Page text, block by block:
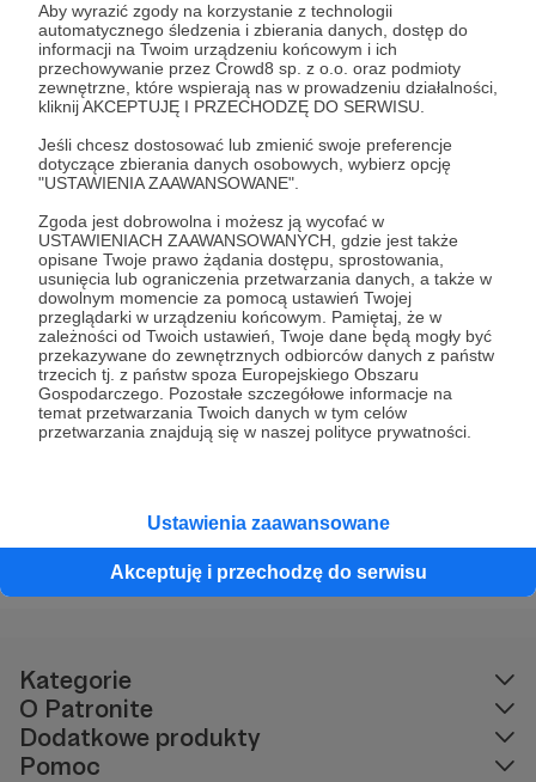
Aby wyrazić zgody na korzystanie z technologii
automatycznego śledzenia i zbierania danych, dostęp do
informacji na Twoim urządzeniu końcowym i ich
przechowywanie przez Crowd8 sp. z o.o. oraz podmioty
zewnętrzne, które wspierają nas w prowadzeniu działalności,
kliknij AKCEPTUJĘ I PRZECHODZĘ DO SERWISU.
Jeśli chcesz dostosować lub zmienić swoje preferencje
dotyczące zbierania danych osobowych, wybierz opcję
"USTAWIENIA ZAAWANSOWANE".
Zgoda jest dobrowolna i możesz ją wycofać w
USTAWIENIACH ZAAWANSOWANYCH, gdzie jest także
opisane Twoje prawo żądania dostępu, sprostowania,
usunięcia lub ograniczenia przetwarzania danych, a także w
dowolnym momencie za pomocą ustawień Twojej
przeglądarki w urządzeniu końcowym. Pamiętaj, że w
zależności od Twoich ustawień, Twoje dane będą mogły być
przekazywane do zewnętrznych odbiorców danych z państw
trzecich tj. z państw spoza Europejskiego Obszaru
Gospodarczego. Pozostałe szczegółowe informacje na
temat przetwarzania Twoich danych w tym celów
przetwarzania znajdują się w naszej polityce prywatności.
Ustawienia zaawansowane
Akceptuję i przechodzę do serwisu
Lista postów jest pusta
Autor nie dodał jeszcze żadnych postów
Dołącz do grona Patronów!
Wesprzyj działalność Autora
Fundacja Człowiek dla
Zostań Patronem
Kategorie
O Patronite
Dodatkowe produkty
Pomoc